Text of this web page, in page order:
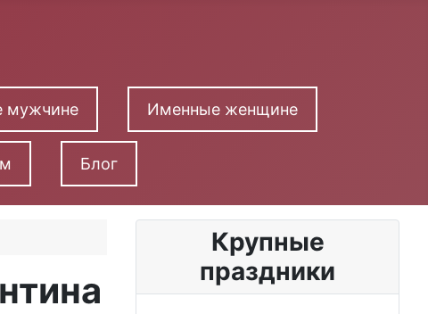
мужчине Именные женщине
Блог
Крупные
праздники